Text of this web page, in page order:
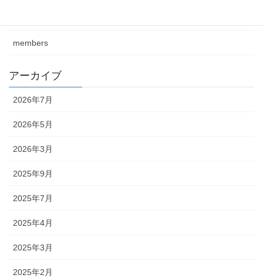
members
アーカイブ
2026年7月
2026年5月
2026年3月
2025年9月
2025年7月
2025年4月
2025年3月
2025年2月